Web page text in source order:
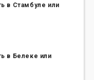
в Стамбуле или
в Белеке или